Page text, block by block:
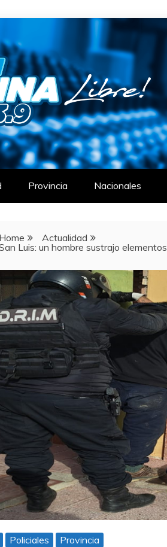
Provincia Nacionales
Home
Actualidad
Luis: un hombre sustrajo
Policiales Provincia